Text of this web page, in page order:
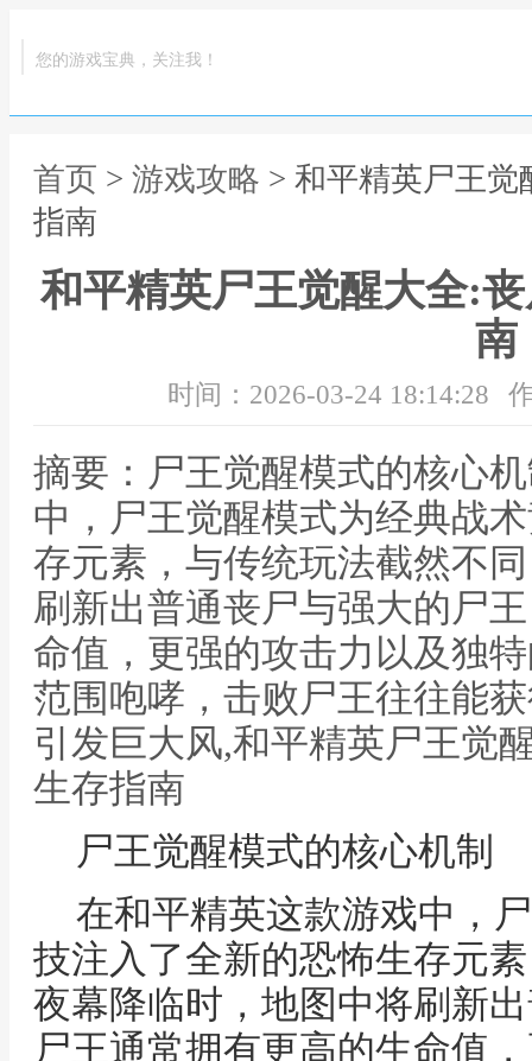
您的游戏宝典，关注我！
首页 > 游戏攻略 > 和平精英尸王
指南
和平精英尸王觉醒大全:
南
时间：2026-03-24 18:14:28
摘要：尸王觉醒模式的核心
中，尸王觉醒模式为经典战
存元素，与传统玩法截然不
刷新出普通丧尸与强大的尸
命值，更强的攻击力以及独
范围咆哮，击败尸王往往能
引发巨大风,和平精英尸王觉
生存指南
尸王觉醒模式的核心机制
在和平精英这款游戏中，
技注入了全新的恐怖生存元
夜幕降临时，地图中将刷新
尸王通常拥有更高的生命值